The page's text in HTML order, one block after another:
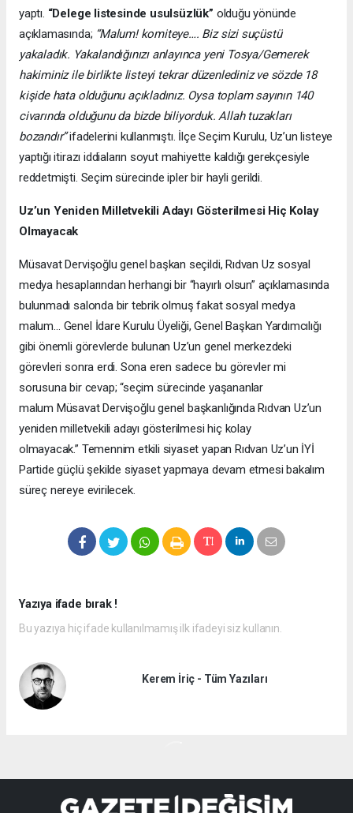
yaptı. “Delege listesinde usulsüzlük” olduğu yönünde
açıklamasında; “Malum! komiteye…. Biz sizi suçüstü
yakaladık. Yakalandığınızı anlayınca yeni Tosya/Gemerek
hakiminiz ile birlikte listeyi tekrar düzenlediniz ve sözde 18
kişide hata olduğunu açıkladınız. Oysa toplam sayının 140
civarında olduğunu da bizde biliyorduk. Allah tuzakları
bozandır”ifadelerini kullanmıştı. İlçe Seçim Kurulu, Uz’un listeye
yaptığı itirazı iddiaların soyut mahiyette kaldığı gerekçesiyle
reddetmişti. Seçim sürecinde ipler bir hayli gerildi.
Uz’un Yeniden Milletvekili Adayı Gösterilmesi Hiç Kolay
Olmayacak
Müsavat Dervişoğlu genel başkan seçildi, Rıdvan Uz sosyal
medya hesaplarından herhangi bir “hayırlı olsun” açıklamasında
bulunmadı salonda bir tebrik olmuş fakat sosyal medya
malum… Genel İdare Kurulu Üyeliği, Genel Başkan Yardımcılığı
gibi önemli görevlerde bulunan Uz’un genel merkezdeki
görevleri sonra erdi. Sona eren sadece bu görevler mi
sorusuna bir cevap; “seçim sürecinde yaşananlar
malum Müsavat Dervişoğlu genel başkanlığında Rıdvan Uz’un
yeniden milletvekili adayı gösterilmesi hiç kolay
olmayacak.” Temennim etkili siyaset yapan Rıdvan Uz’un İYİ
Partide güçlü şekilde siyaset yapmaya devam etmesi bakalım
süreç nereye evirilecek.
Yazıya ifade bırak !
Bu yazıya hiç ifade kullanılmamış ilk ifadeyi siz kullanın.
Kerem İriç - Tüm Yazıları